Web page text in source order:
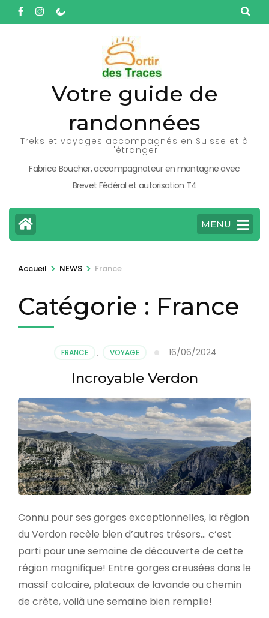
Aller
au
Votre guide de
randonnées
Treks et voyages accompagnés en Suisse et à
l'étranger
Fabrice Boucher, accompagnateur en montagne avec
Brevet Fédéral et autorisation T4
MENU
Accueil > NEWS > France
Catégorie : France
FRANCE , VOYAGE 16/06/2024
Incroyable Verdon
Connu pour ses gorges exceptionnelles, la région
du Verdon recèle bien d’autres trésors… c’est
parti pour une semaine de découverte de cette
région magnifique! Entre gorges creusées dans le
massif calcaire, plateaux de lavande ou chemin
de crète, voilà une semaine bien remplie!